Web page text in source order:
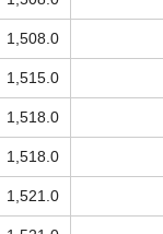
1,508.0
1,515.0
1,518.0
1,518.0
1,521.0